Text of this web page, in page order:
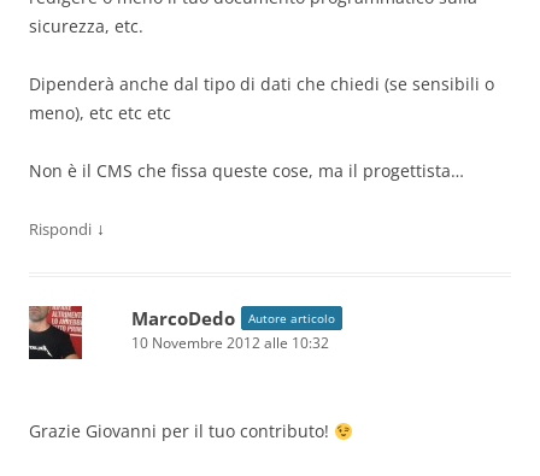
sicurezza, etc.
Dipenderà anche dal tipo di dati che chiedi (se sensibili o
meno), etc etc etc
Non è il CMS che fissa queste cose, ma il progettista…
Rispondi ↓
MarcoDedo Autore articolo
10 Novembre 2012 alle 10:32
Grazie Giovanni per il tuo contributo!